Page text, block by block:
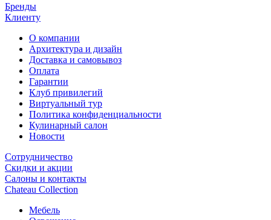
Бренды
Клиенту
О компании
Архитектура и дизайн
Доставка и самовывоз
Оплата
Гарантии
Клуб привилегий
Виртуальный тур
Политика конфиденциальности
Кулинарный салон
Новости
Сотрудничество
Скидки и акции
Салоны и контакты
Chateau Collection
Мебель